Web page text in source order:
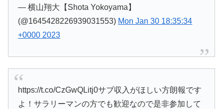
— 横山翔大【Shota Yokoyama】
(@1645428226939031553) Mon Jan 30 18:35:34
+0000 2023
https://t.co/CzGwQLitj0サブ収入がほしい方朗報です
よ！サラリーマンの方でも歓迎なので是非参加して